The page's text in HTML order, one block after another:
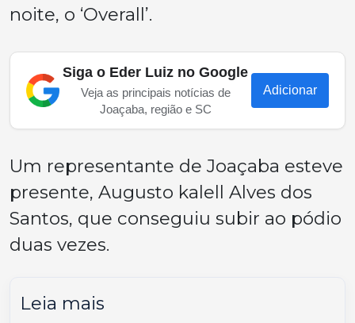
noite, o ‘Overall’.
Siga o Eder Luiz no Google
Veja as principais notícias de
Joaçaba, região e SC
Adicionar
Um representante de Joaçaba esteve
presente, Augusto kalell Alves dos
Santos, que conseguiu subir ao pódio
duas vezes.
Leia mais